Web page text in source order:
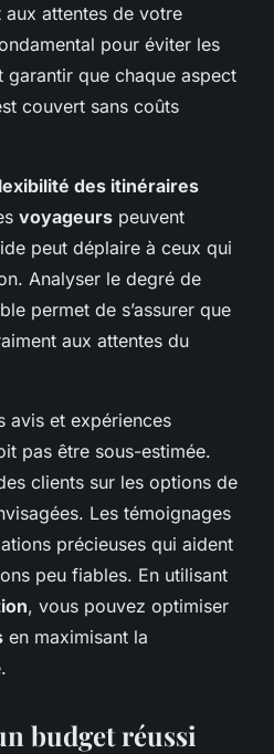
aux attentes de votre
pour éviter les
garantir que chaque aspect
couvert sans coûts
des itinéraires
voyageurs peuvent
peut déplaire à ceux qui
Analyser le degré de
permet de s’assurer que
aux attentes du
avis et expériences
pas être sous-estimée.
clients sur les options de
Les témoignages
précieuses qui aident
peu fiables. En utilisant
, vous pouvez optimiser
en maximisant la
budget réussi